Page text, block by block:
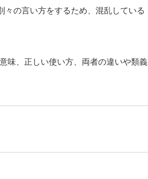
の言い方をするため、混乱している
味、正しい使い方、両者の違いや類義